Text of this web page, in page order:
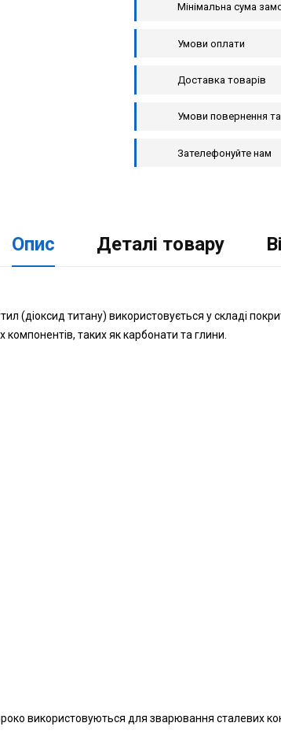
Мінімальна сума
Умови оплати
Доставка товарів
Умови повернення та
Зателефонуйте нам
Опис Деталі товару
(діоксид титану) використовується у складі
компонентів, таких як карбонати та глини.
використовуються для зварювання сталевих